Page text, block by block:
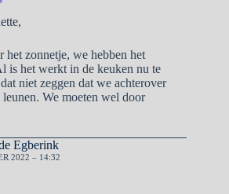
het zonnetje, we hebben het
is het werkt in de keuken nu te
niet zeggen dat we achterover
leunen. We moeten wel door
Egberink
2022 – 14:32